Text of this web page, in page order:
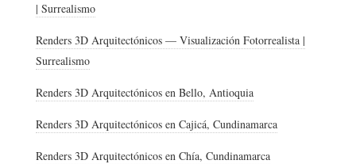
| Surrealismo
Renders 3D Arquitectónicos — Visualización Fotorrealista |
Surrealismo
Renders 3D Arquitectónicos en Bello, Antioquia
Renders 3D Arquitectónicos en Cajicá, Cundinamarca
Renders 3D Arquitectónicos en Chía, Cundinamarca